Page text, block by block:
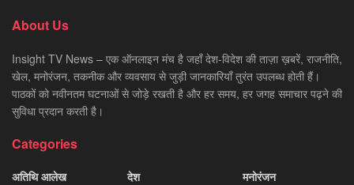
About Us
Insight TV News – एक ऑनलाइन मंच है जहाँ देश-विदेश की ताज़ा ख़बरें, राजनीति,
खेल, मनोरंजन, तकनीक और व्यवसाय से जुड़ी जानकारियाँ तुरंत उपलब्ध होती हैं।
पाठकों को नवीनतम घटनाओं से जोड़े रखती है और हर समय, हर जगह समाचार पढ़ने की
सुविधा प्रदान करती है।
Categories
अतिथि आलेख
देश
मनोरंजन